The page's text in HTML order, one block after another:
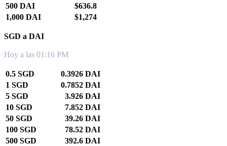
500 DAI
$636.8
1,000 DAI
$1,274
SGD a DAI
Hoy a las 01:16 PM
0.5 SGD
0.3926 DAI
1 SGD
0.7852 DAI
5 SGD
3.926 DAI
10 SGD
7.852 DAI
50 SGD
39.26 DAI
100 SGD
78.52 DAI
500 SGD
392.6 DAI